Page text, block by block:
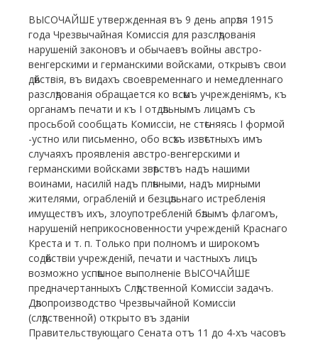
ВЫСОЧАЙШЕ утвержденная въ 9 день апрѣля 1915
года Чрезвычайная Комиссія для разслѣдованія
нарушеній законовъ и обычаевъ войны австро-
венгерскими и германскими войсками, открывъ свои
дѣйствія, въ видахъ своевременнаго и немедленнаго
разслѣдованія обращается ко всѣмъ учрежденіямъ, къ
органамъ печати и къ I отдѣльнымъ лицамъ съ
просьбой сообщать Комиссіи, не стѣсняясь I формой
-устно или письменно, обо всѣхъ извѣстныхъ имъ
случаяхъ проявленія австро-венгерскими и
германскими войсками звѣрствъ надъ нашими
воинами, насилій надъ плѣнными, надъ мирными
жителями, ограбленій и безцѣльнаго истребленія
имуществъ ихъ, злоупотребленій бѣлымъ флагомъ,
нарушеній неприкосновенности учрежденій Краснаго
Креста и т. п. Только при полномъ и широкомъ
содѣйствіи учрежденій, печати и частныхъ лицъ
возможно успѣшное выполненіе ВЫСОЧАЙШЕ
предначертанныхъ Слѣдственной Комиссіи задачъ.
Дѣлопроизводство Чрезвычайной Комиссіи
(слѣдственной) открыто въ зданіи
Правительствующаго Сената отъ 11 до 4-хъ часовъ